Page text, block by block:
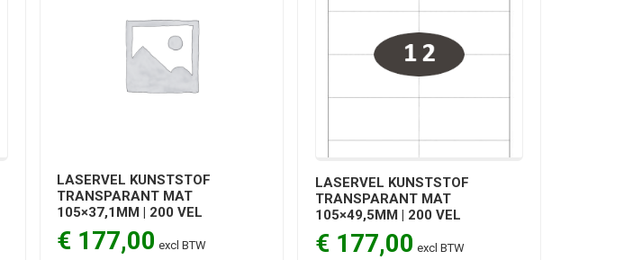
LASERVEL KUNSTSTOF
TRANSPARANT MAT
105×37,1MM | 200 VEL
€ 177,00 excl BTW
LASERVEL KUNSTSTOF
TRANSPARANT MAT
105×49,5MM | 200 VEL
€ 177,00 excl BTW